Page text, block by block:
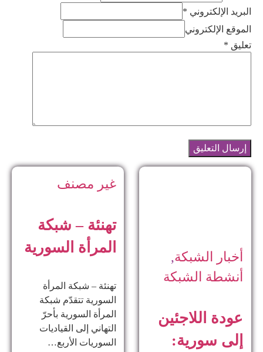
البريد الإلكتروني *
الموقع الإلكتروني
تعليق *
أخبار الشبكة,
أنشطة الشبكة
عودة اللاجئين
إلى سورية:
غير مصنف
تهنئة – شبكة
المرأة السورية
تهنئة – شبكة المرأة
السورية تتقدّم شبكة
المرأة السورية بأحرّ
التهاني إلى القياديات
السوريات الأربع…